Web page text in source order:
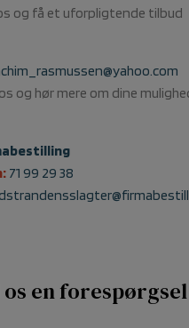
og få et uforpligtende tilbud
og hør mere om dine
71 99 29 38
os en forespørgsel